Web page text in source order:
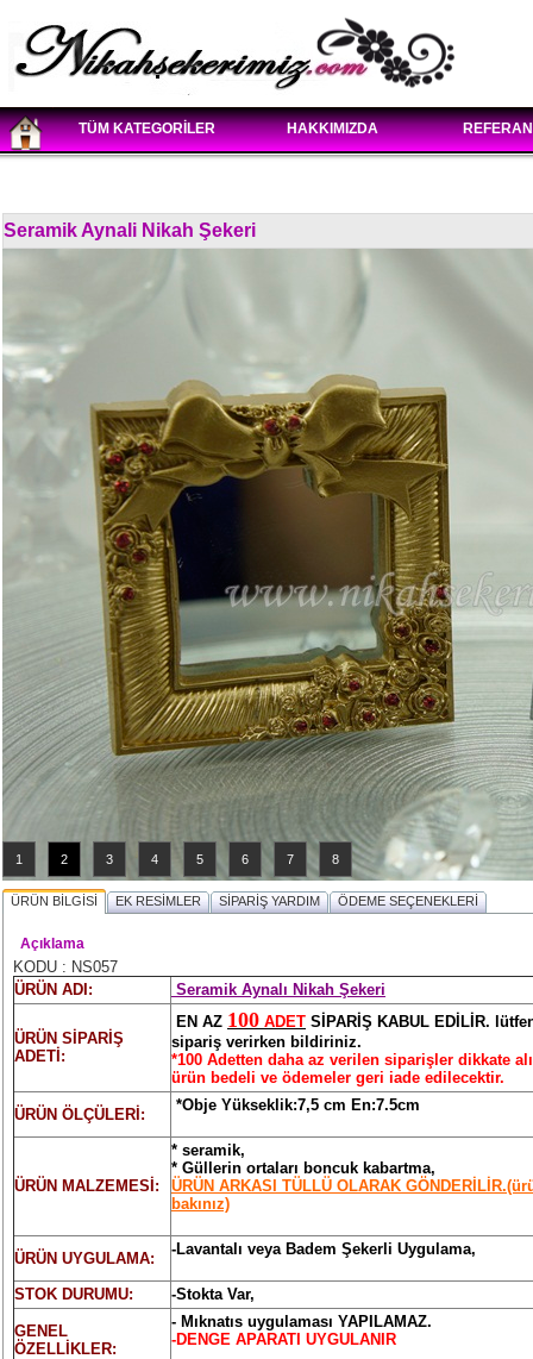
TÜM KATEGORİLER HAKKIMIZDA
Seramik Aynali Nikah Şekeri
1 2 3 4 5 6 7 8
ÜRÜN BİLGİSİ EK RESİMLER SİPARİŞ YARDIM ÖDEME SEÇENEKLERİ
Açıklama
KODU : NS057
ÜRÜN ADI:
Seramik Aynalı Nikah Şekeri
ÜRÜN SİPARİŞ
ADETİ:
EN AZ 100 ADET SİPARİŞ KABUL EDİLİR.
sipariş verirken bildiriniz.
*100 Adetten daha az verilen siparişler dikkate
ürün bedeli ve ödemeler geri iade edilecektir.
ÜRÜN ÖLÇÜLERİ:
*Obje Yükseklik:7,5 cm En:7.5cm
ÜRÜN MALZEMESİ:
* seramik,
* Güllerin ortaları boncuk kabartma,
ÜRÜN ARKASI TÜLLÜ OLARAK
bakınız)
ÜRÜN UYGULAMA:
-Lavantalı veya Badem Şekerli Uygulama,
STOK DURUMU: -Stokta Var,
GENEL
ÖZELLİKLER:
- Mıknatıs uygulaması YAPILAMAZ.
-DENGE APARATI UYGULANIR